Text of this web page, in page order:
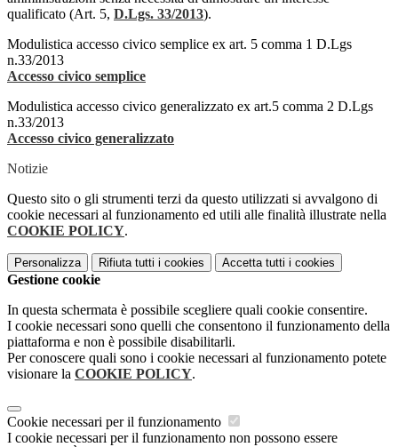
qualificato (Art. 5, D.Lgs. 33/2013).
Modulistica accesso civico semplice ex art. 5 comma 1 D.Lgs
n.33/2013
Accesso civico semplice
Modulistica accesso civico generalizzato ex art.5 comma 2 D.Lgs
n.33/2013
Accesso civico generalizzato
Notizie
Questo sito o gli strumenti terzi da questo utilizzati si avvalgono di
cookie necessari al funzionamento ed utili alle finalità illustrate nella
COOKIE POLICY.
Personalizza Rifiuta tutti i cookies Accetta tutti i cookies
Gestione cookie
In questa schermata è possibile scegliere quali cookie consentire.
I cookie necessari sono quelli che consentono il funzionamento della
piattaforma e non è possibile disabilitarli.
Per conoscere quali sono i cookie necessari al funzionamento potete
visionare la COOKIE POLICY.
Cookie necessari per il funzionamento
I cookie necessari per il funzionamento non possono essere